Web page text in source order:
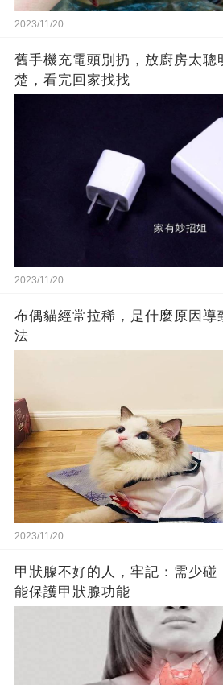
2023/11/20
舊手機充電頭別扔，放廚房太聰
楚，看完回家找找
2023/11/20
布偶貓經常拉稀，是什麼原因導
法
2023/11/20
甲狀腺不好的人，牢記：需少碰
能保護甲狀腺功能